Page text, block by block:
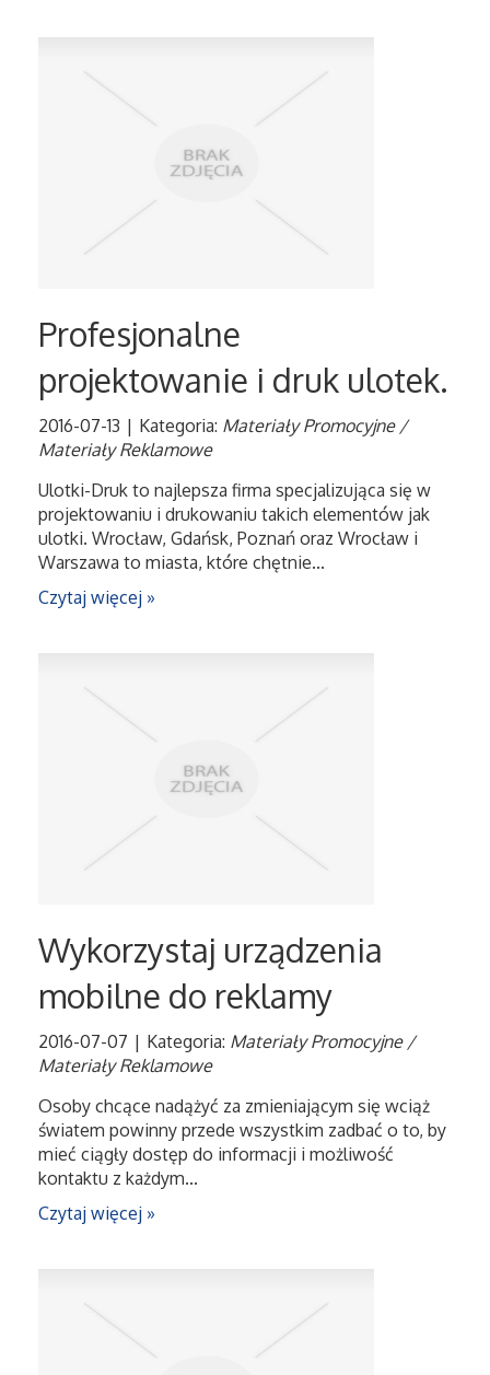
Profesjonalne
projektowanie i druk ulotek.
2016-07-13 | Kategoria: Materiały Promocyjne /
Materiały Reklamowe
Ulotki-Druk to najlepsza firma specjalizująca się w
projektowaniu i drukowaniu takich elementów jak
ulotki. Wrocław, Gdańsk, Poznań oraz Wrocław i
Warszawa to miasta, które chętnie...
Czytaj więcej »
Wykorzystaj urządzenia
mobilne do reklamy
2016-07-07 | Kategoria: Materiały Promocyjne /
Materiały Reklamowe
Osoby chcące nadążyć za zmieniającym się wciąż
światem powinny przede wszystkim zadbać o to, by
mieć ciągły dostęp do informacji i możliwość
kontaktu z każdym...
Czytaj więcej »